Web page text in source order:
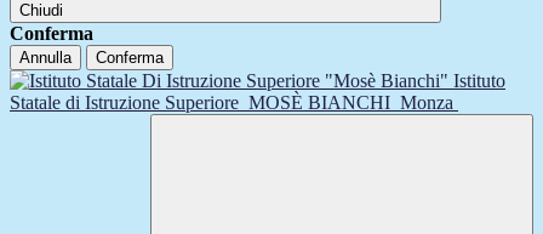
Chiudi
Conferma
Annulla Conferma
Istituto
Statale di Istruzione Superiore MOSÈ BIANCHI Monza